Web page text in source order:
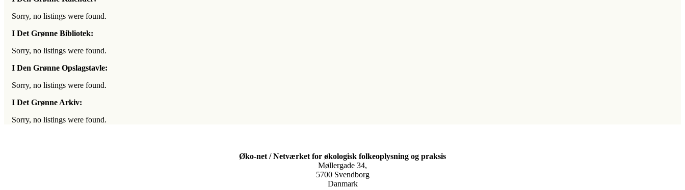
Sorry, no listings were found.
I Det Grønne Bibliotek:
Sorry, no listings were found.
I Den Grønne Opslagstavle:
Sorry, no listings were found.
I Det Grønne Arkiv:
Sorry, no listings were found.
Øko-net / Netværket for økologisk folkeoplysning og praksis
Møllergade 34,
5700 Svendborg
Danmark